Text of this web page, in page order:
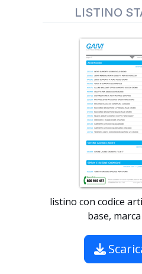
LISTINO
listino con codice
base,